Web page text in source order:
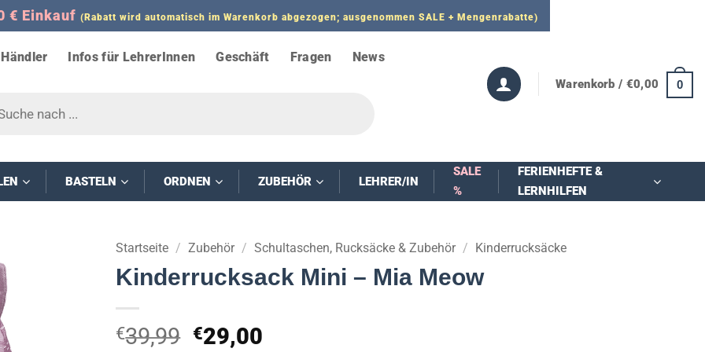
€ Einkauf (Rabatt wird automatisch im Warenkorb abgezogen; ausgenommen SALE + Mengenrabatte)
Händler Infos für LehrerInnen Geschäft Fragen News
Warenkorb / €0,00 0
BASTELN ORDNEN ZUBEHÖR LEHRER/IN
SALE
%
FERIENHEFTE &
LERNHILFEN
Startseite / Zubehör / Schultaschen, Rucksäcke & Zubehör / Kinderrucksäcke
Kinderrucksack Mini – Mia Meow
€39,99 Ursprünglicher
€29,00Aktueller